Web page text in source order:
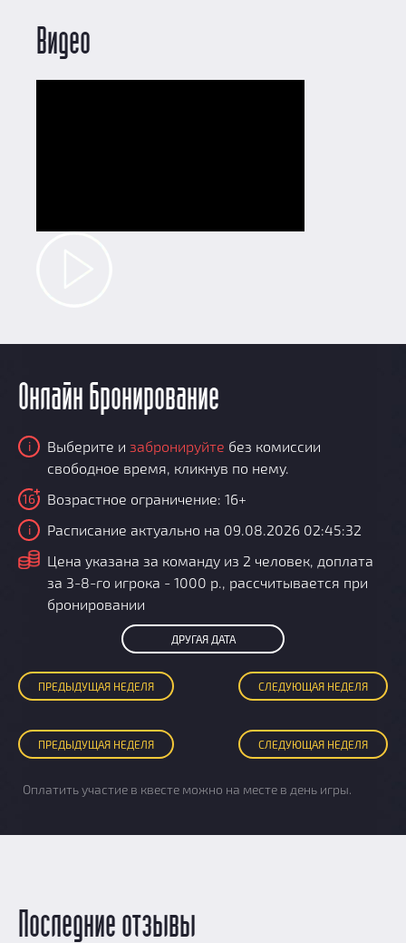
Видео
Онлайн бронирование
i Выберите и забронируйте без комиссии
свободное время, кликнув по нему.
16 Возрастное ограничение: 16+
i Расписание актуально на 09.08.2026 02:45:32
i
Цена указана за команду из 2 человек, доплата
за 3-8-го игрока - 1000 р., рассчитывается при
бронировании
ДРУГАЯ ДАТА
ПРЕДЫДУЩАЯ НЕДЕЛЯ СЛЕДУЮЩАЯ НЕДЕЛЯ
ПРЕДЫДУЩАЯ НЕДЕЛЯ СЛЕДУЮЩАЯ НЕДЕЛЯ
Оплатить участие в квесте можно на месте в день игры.
Последние отзывы